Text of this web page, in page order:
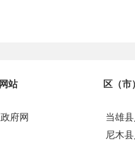
站 区（市
府网
当雄
尼木